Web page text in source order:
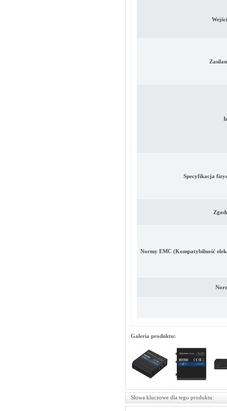
Specyfikacja
Normy EMC (Kompatybilność
Galeria produktu:
Słowa kluczowe dla tego produktu: